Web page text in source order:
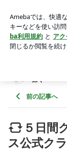
内【広島市中区
を聴く～
アプリをダウン
ょう。
聴く～
前の記事へ
５日間
ス公式ク